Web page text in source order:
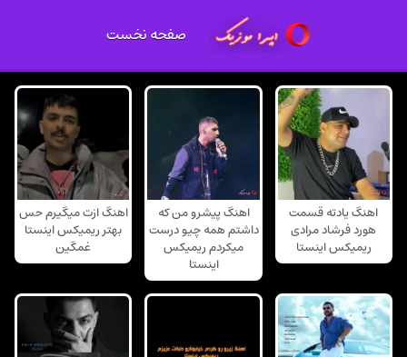
صفحه نخست
اهنگ یادته قسمت
هورد فرشاد مرادی
ریمیکس اینستا
اهنگ پیشرو من که
داشتم همه چیو درست
میکردم ریمیکس
اینستا
اهنگ ازت میگیرم حس
بهتر ریمیکس اینستا
غمگین